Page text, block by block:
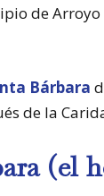
de
Bárbara
de la
(el